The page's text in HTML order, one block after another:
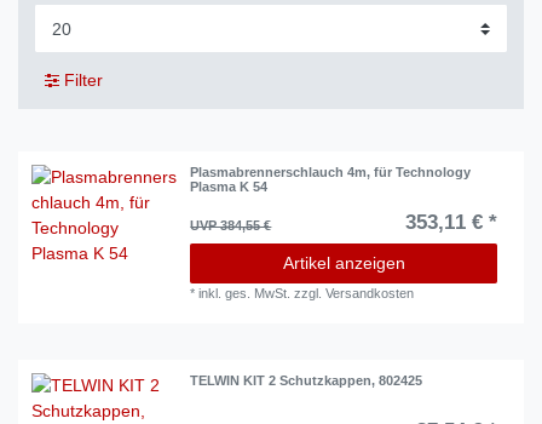
Filter
Plasmabrennerschlauch 4m, für Technology
Plasma K 54
UVP 384,55 € 353,11 € *
Artikel anzeigen
*inkl. ges. MwSt. zzgl.Versandkosten
TELWIN KIT 2 Schutzkappen, 802425